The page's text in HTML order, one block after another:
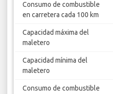
Consumo de combustible
en carretera cada 100 km
Capacidad máxima del
maletero
Capacidad mínima del
maletero
Consumo de combustible